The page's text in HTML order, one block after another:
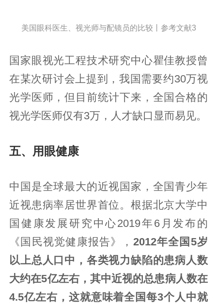
美国眼科医生、视光师与配镜员的比较丨参考文献3
国家眼视光工程技术研究中心瞿佳教授曾
在某次研讨会上提到，我国需要约30万视
光学医师，但目前统计下来，全国合格的
视光学医师仅有3万，人才缺口显而易见。
五、用眼健康
中国是全球最大的近视国家，全国青少年
近视患病率居世界首位。根据北京大学中
国健康发展研究中心2019年6月发布的
《国民视觉健康报告》， 2012年全国5岁
以上总人口中，各类视力缺陷的患病人数
大约在5亿左右，其中近视的总患病人数在
4.5亿左右，这就意味着全国每3个人中就